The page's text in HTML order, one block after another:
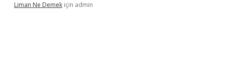
Liman Ne Demek için admin